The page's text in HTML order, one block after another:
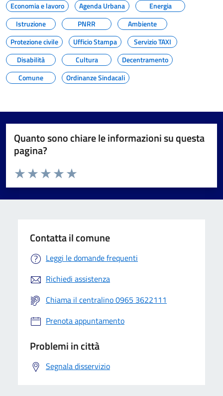
Economia e lavoro
Agenda Urbana
Energia
Istruzione
PNRR
Ambiente
Protezione civile
Ufficio Stampa
Servizio TAXI
Disabilità
Cultura
Decentramento
Comune
Ordinanze Sindacali
Quanto sono chiare le informazioni su questa
pagina?
Valuta da 1 a 5 stelle la pagina
Valuta 5 stelle su 5
Valuta 4 stelle su 5
Valuta 3 stelle su 5
Valuta 2 stelle su 5
Valuta 1 stelle su 5
Contatta il comune
Leggi le domande frequenti
Richiedi assistenza
Chiama il centralino 0965 3622111
Prenota appuntamento
Problemi in città
Segnala disservizio